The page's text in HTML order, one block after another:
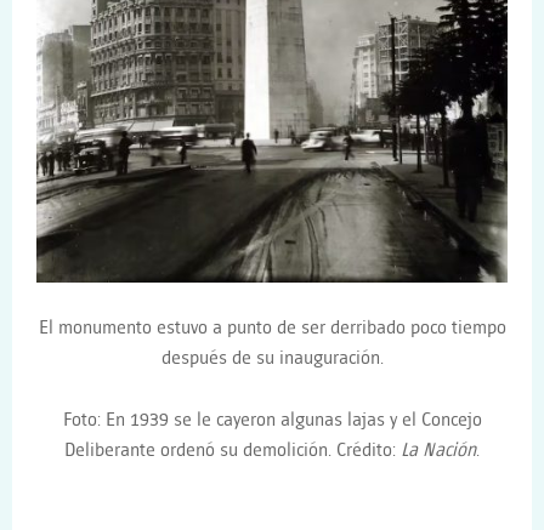
El monumento estuvo a punto de ser derribado poco tiempo
después de su inauguración.
Foto: En 1939 se le cayeron algunas lajas y el Concejo
Deliberante ordenó su demolición. Crédito: La Nación.